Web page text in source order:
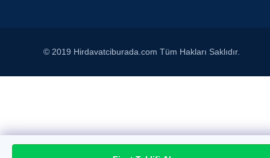
© 2019 Hirdavatciburada.com Tüm Hakları Saklıdır.